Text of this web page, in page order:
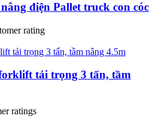
điện Pallet truck con cóc
rating
tải trọng 3 tấn, tầm
ratings